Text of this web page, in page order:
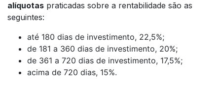
alíquotas praticadas sobre a rentabilidade são as
seguintes:
até 180 dias de investimento, 22,5%;
de 181 a 360 dias de investimento, 20%;
de 361 a 720 dias de investimento, 17,5%;
acima de 720 dias, 15%.